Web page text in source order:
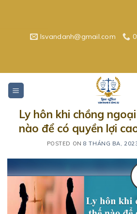
lsvandanh@gmail.com
Ly hôn khi chồng
nào để có quyền lợi
POSTED ON8 THÁNG BA,